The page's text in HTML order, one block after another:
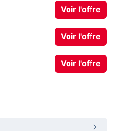
Voir l'offre
Voir l'offre
Voir l'offre